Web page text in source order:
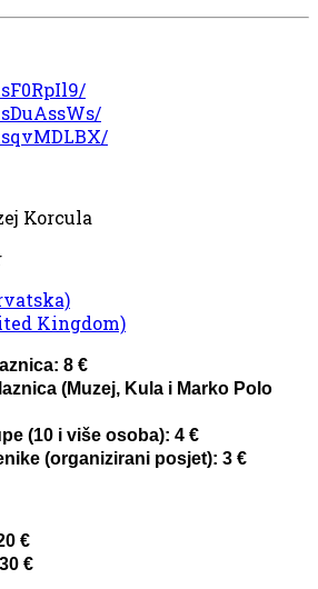
Korcula
8 €
(Muzej, Kula i Marko Polo
(10 i više osoba): 4 €
(organizirani posjet): 3 €
€
€